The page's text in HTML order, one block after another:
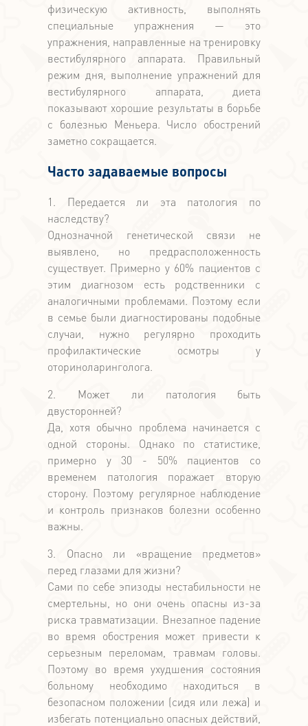
физическую активность, выполнять
специальные упражнения — это
упражнения, направленные на тренировку
вестибулярного аппарата. Правильный
режим дня, выполнение упражнений для
вестибулярного аппарата, диета
показывают хорошие результаты в борьбе
с болезнью Меньера. Число обострений
заметно сокращается.
Часто задаваемые вопросы
1. Передается ли эта патология по
наследству?
Однозначной генетической связи не
выявлено, но предрасположенность
существует. Примерно у 60% пациентов с
этим диагнозом есть родственники с
аналогичными проблемами. Поэтому если
в семье были диагностированы подобные
случаи, нужно регулярно проходить
профилактические осмотры у
оториноларинголога.
2. Может ли патология быть
двусторонней?
Да, хотя обычно проблема начинается с
одной стороны. Однако по статистике,
примерно у 30 - 50% пациентов со
временем патология поражает вторую
сторону. Поэтому регулярное наблюдение
и контроль признаков болезни особенно
важны.
3. Опасно ли «вращение предметов»
перед глазами для жизни?
Сами по себе эпизоды нестабильности не
смертельны, но они очень опасны из-за
риска травматизации. Внезапное падение
во время обострения может привести к
серьезным переломам, травмам головы.
Поэтому во время ухудшения состояния
больному необходимо находиться в
безопасном положении (сидя или лежа) и
избегать потенциально опасных действий,